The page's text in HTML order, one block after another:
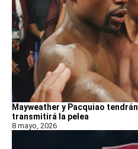
Mayweather y Pacquiao
transmitirá la pelea
8 mayo, 2026